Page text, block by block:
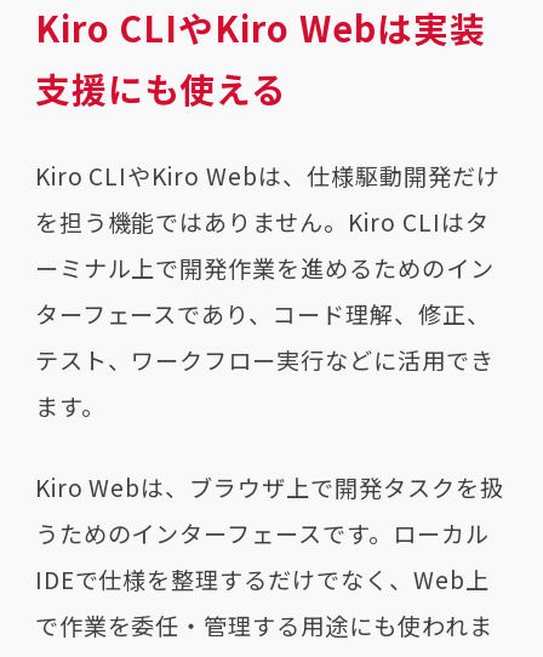
Kiro CLIやKiro Webは実装
支援にも使える
Kiro CLIやKiro Webは、仕様駆動開発だけ
を担う機能ではありません。Kiro CLIはタ
ーミナル上で開発作業を進めるためのイン
ターフェースであり、コード理解、修正、
テスト、ワークフロー実行などに活用でき
ます。
Kiro Webは、ブラウザ上で開発タスクを扱
うためのインターフェースです。ローカル
IDEで仕様を整理するだけでなく、Web上
で作業を委任・管理する用途にも使われま